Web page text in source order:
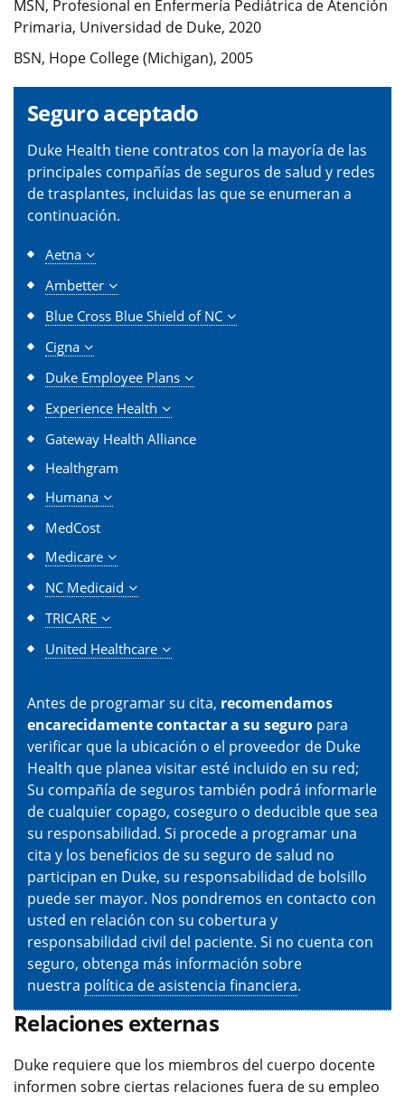
MSN, Profesional en Enfermería Pediátrica de Atención
Primaria, Universidad de Duke, 2020
BSN, Hope College (Michigan), 2005
Seguro aceptado
Duke Health tiene contratos con la mayoría de las
principales compañías de seguros de salud y redes
de trasplantes, incluidas las que se enumeran a
continuación.
Aetna
Ambetter
Blue Cross Blue Shield of NC
Cigna
Duke Employee Plans
Experience Health
Gateway Health Alliance
Healthgram
Humana
MedCost
Medicare
NC Medicaid
TRICARE
United Healthcare
Antes de programar su cita, recomendamos
encarecidamente contactar a su seguro para
verificar que la ubicación o el proveedor de Duke
Health que planea visitar esté incluido en su red;
Su compañía de seguros también podrá informarle
de cualquier copago, coseguro o deducible que sea
su responsabilidad. Si procede a programar una
cita y los beneficios de su seguro de salud no
participan en Duke, su responsabilidad de bolsillo
puede ser mayor. Nos pondremos en contacto con
usted en relación con su cobertura y
responsabilidad civil del paciente. Si no cuenta con
seguro, obtenga más información sobre
nuestra política de asistencia financiera.
Relaciones externas
Duke requiere que los miembros del cuerpo docente
informen sobre ciertas relaciones fuera de su empleo